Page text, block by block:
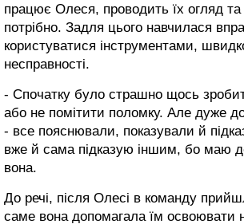
працює Олеся, проводить їх огляд та
потрібно. Задля цього навчилася
користуватися інструментами,
несправності.
- Спочатку було страшно щось
або не помітити поломку. Але дуже
- все пояснювали, показували й
вже й сама підказую іншим, бо маю
вона.
До речі, після Олесі в команду
саме вона допомагала їм освоювати